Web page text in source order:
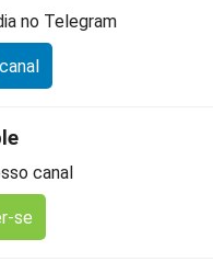
no Telegram
canal
se